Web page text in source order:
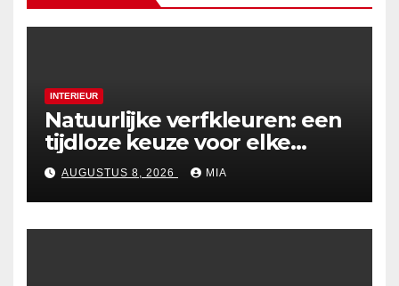
INTERIEUR
Natuurlijke verfkleuren: een
tijdloze keuze voor elke
woning
AUGUSTUS 8, 2026 MIA